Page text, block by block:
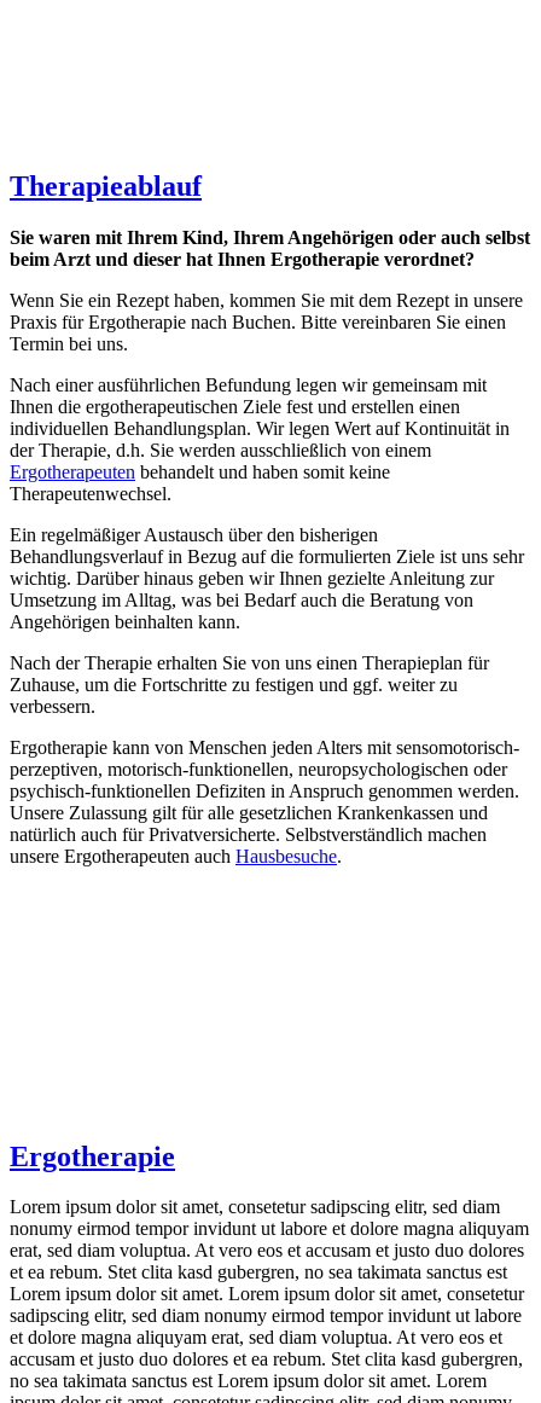
Therapieablauf
Sie waren mit Ihrem Kind, Ihrem Angehörigen oder auch selbst
beim Arzt und dieser hat Ihnen Ergotherapie verordnet?
Wenn Sie ein Rezept haben, kommen Sie mit dem Rezept in unsere
Praxis für Ergotherapie nach Buchen. Bitte vereinbaren Sie einen
Termin bei uns.
Nach einer ausführlichen Befundung legen wir gemeinsam mit
Ihnen die ergotherapeutischen Ziele fest und erstellen einen
individuellen Behandlungsplan. Wir legen Wert auf Kontinuität in
der Therapie, d.h. Sie werden ausschließlich von einem
Ergotherapeuten behandelt und haben somit keine
Therapeutenwechsel.
Ein regelmäßiger Austausch über den bisherigen
Behandlungsverlauf in Bezug auf die formulierten Ziele ist uns sehr
wichtig. Darüber hinaus geben wir Ihnen gezielte Anleitung zur
Umsetzung im Alltag, was bei Bedarf auch die Beratung von
Angehörigen beinhalten kann.
Nach der Therapie erhalten Sie von uns einen Therapieplan für
Zuhause, um die Fortschritte zu festigen und ggf. weiter zu
verbessern.
Ergotherapie kann von Menschen jeden Alters mit sensomotorisch-
perzeptiven, motorisch-funktionellen, neuropsychologischen oder
psychisch-funktionellen Defiziten in Anspruch genommen werden.
Unsere Zulassung gilt für alle gesetzlichen Krankenkassen und
natürlich auch für Privatversicherte. Selbstverständlich machen
unsere Ergotherapeuten auch Hausbesuche.
Ergotherapie
Lorem ipsum dolor sit amet, consetetur sadipscing elitr, sed diam
nonumy eirmod tempor invidunt ut labore et dolore magna aliquyam
erat, sed diam voluptua. At vero eos et accusam et justo duo dolores
et ea rebum. Stet clita kasd gubergren, no sea takimata sanctus est
Lorem ipsum dolor sit amet. Lorem ipsum dolor sit amet, consetetur
sadipscing elitr, sed diam nonumy eirmod tempor invidunt ut labore
et dolore magna aliquyam erat, sed diam voluptua. At vero eos et
accusam et justo duo dolores et ea rebum. Stet clita kasd gubergren,
no sea takimata sanctus est Lorem ipsum dolor sit amet. Lorem